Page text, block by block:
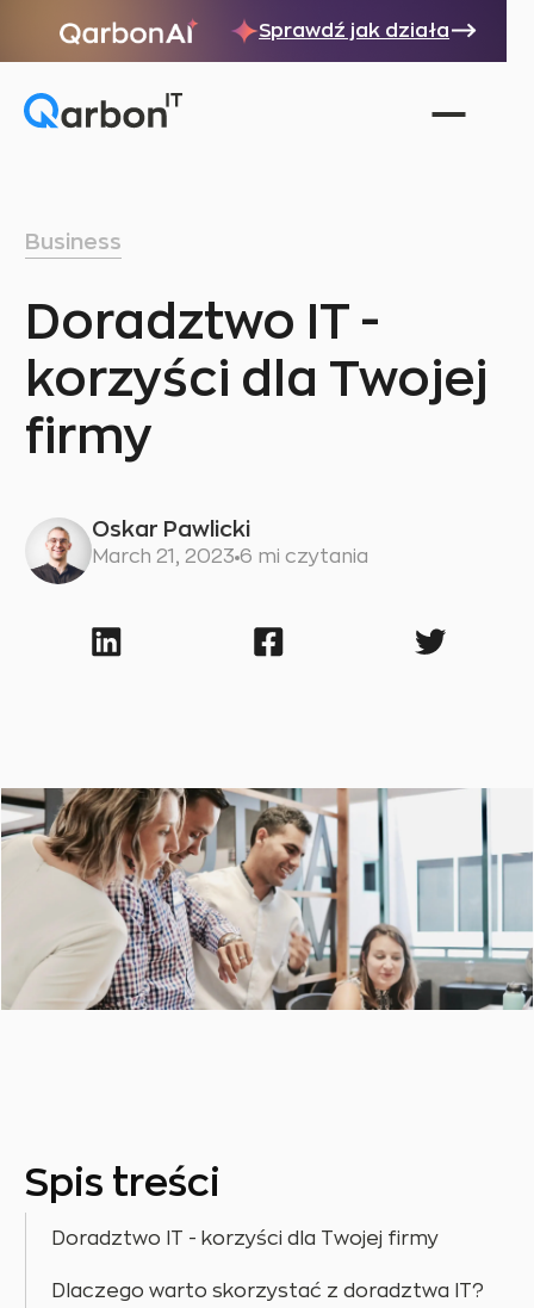
Sprawdź jak działa
Business
Doradztwo IT -
korzyści dla Twojej
firmy
Oskar Pawlicki
March 21, 2023 6 mi czytania
Spis treści
Doradztwo IT - korzyści dla Twojej firmy
Dlaczego warto skorzystać z doradztwa IT?